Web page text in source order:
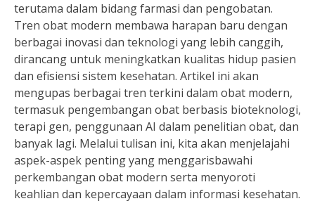
terutama dalam bidang farmasi dan pengobatan.
Tren obat modern membawa harapan baru dengan
berbagai inovasi dan teknologi yang lebih canggih,
dirancang untuk meningkatkan kualitas hidup pasien
dan efisiensi sistem kesehatan. Artikel ini akan
mengupas berbagai tren terkini dalam obat modern,
termasuk pengembangan obat berbasis bioteknologi,
terapi gen, penggunaan AI dalam penelitian obat, dan
banyak lagi. Melalui tulisan ini, kita akan menjelajahi
aspek-aspek penting yang menggarisbawahi
perkembangan obat modern serta menyoroti
keahlian dan kepercayaan dalam informasi kesehatan.